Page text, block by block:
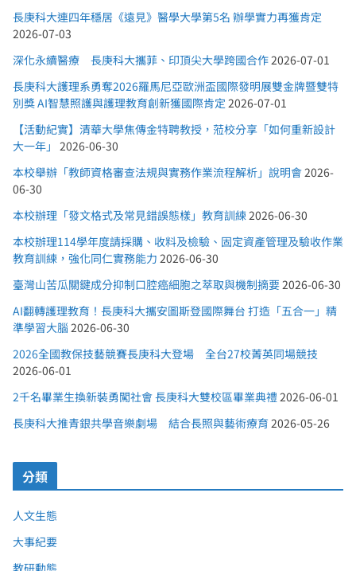
長庚科大連四年穩居《遠見》醫學大學第5名 辦學實力再獲肯定
2026-07-03
深化永續醫療 長庚科大攜菲、印頂尖大學跨國合作2026-07-01
長庚科大護理系勇奪2026羅馬尼亞歐洲盃國際發明展雙金牌暨雙特
別獎 AI智慧照護與護理教育創新獲國際肯定 2026-07-01
【活動紀實】清華大學焦傳金特聘教授，蒞校分享「如何重新設計
大一年」 2026-06-30
本校舉辦「教師資格審查法規與實務作業流程解析」說明會2026-
06-30
本校辦理「發文格式及常見錯誤態樣」教育訓練2026-06-30
本校辦理114學年度請採購、收料及檢驗、固定資產管理及驗收作業
教育訓練，強化同仁實務能力 2026-06-30
臺灣山苦瓜關鍵成分抑制口腔癌細胞之萃取與機制摘要2026-06-30
AI翻轉護理教育！長庚科大攜安圖斯登國際舞台 打造「五合一」精
準學習大腦 2026-06-30
2026全國教保技藝競賽長庚科大登場 全台27校菁英同場競技
2026-06-01
2千名畢業生換新裝勇闖社會 長庚科大雙校區畢業典禮2026-06-01
長庚科大推青銀共學音樂劇場 結合長照與藝術療育 2026-05-26
分類
人文生態
大事紀要